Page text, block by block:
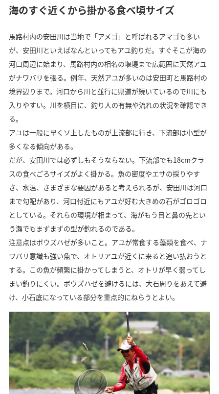
海のすぐ近くから掛かる食べ頃サイズ
馬路村内の安田川は当地で「アメゴ」と呼ばれるアマゴも多い
が、安田川といえばなんといってもアユ釣りだ。すぐそこが海の
河口周辺に始まり、馬路村内の相名の堰堤まで広範囲に天然アユ
がナワバリを張る。例年、天然アユが多いのは安田町と馬路村の
境界辺りまで。河口から川と並行に県道が続いているので川にも
入りやすい。川を横目に、釣り人の有無や流れの状況を確認でき
る。
アユは一般に早くソ上したものが上流部に行き、下流部は小型が
多くなる傾向がある。
だが、安田川では必ずしもそうならない。下流部でも18cmクラ
スの食べごろサイズがよく掛かる。魚の密度やエサの採りやす
さ、水温、さまざまな要因があると考えられるが、安田川は河口
まで勾配があり、河口付近にもアユが好む大きめの石がゴロゴロ
としている。それらの環境が相まって、海がもう目と鼻の先とい
う瀬でもまずまずの型が釣れるのである。
注意点はボウズハゼが多いこと。アユが常食する藻類を食べ、ナ
ワバリ意識も強い魚で、オトリアユが近くに来ると追い払おうと
する。この魚が頻繁に掛かってしまうと、オトリが早く弱ってし
まい釣りにくい。ボウズハゼを避けるには、大石周りをあえて避
け、小石底になっている部分を重点的にねらうとよい。